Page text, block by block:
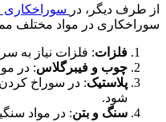
از طرف دیگر، در سوراخکاری
سوراخکاری در مواد مختلف
فلزات: فلزات نیاز به
چوب و فیبرگلاس: در
پلاستیک: در سوراخ
شود.
سنگ و بتن: در مواد